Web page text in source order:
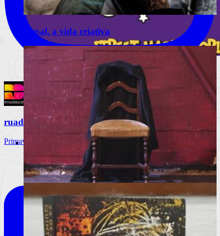
Nepal, a vida criativa
A vida, de robe e ao som de uma marcha
Lisboa volta a ser palco da magia com
175 espetáculos gratuitos
O Festival Internacional de Magia de Rua regressa de 18 a 23
de agosto c
Ler mais
Livros da Semana
Entrevistas & Especiais
ruadebaixo
Primavera Sound Porto, dia 3. @primaverasound_port